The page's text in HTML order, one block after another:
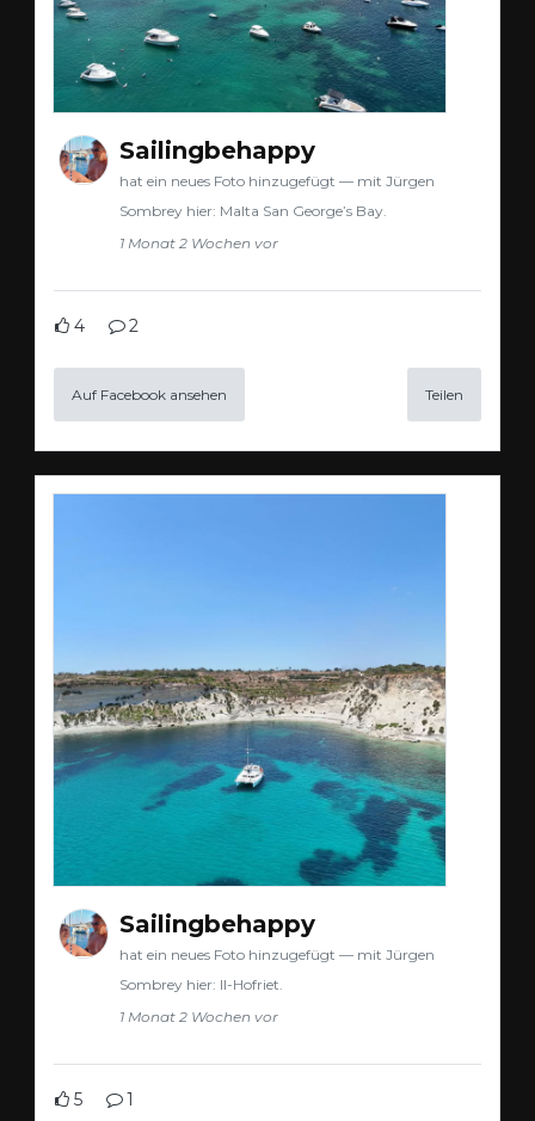
Sailingbehappy
hat ein neues Foto hinzugefügt — mit Jürgen
Sombrey hier: Malta San George’s Bay.
1 Monat 2 Wochen vor
4 2
Auf Facebook ansehen Teilen
Sailingbehappy
hat ein neues Foto hinzugefügt — mit Jürgen
Sombrey hier: Il-Hofriet.
1 Monat 2 Wochen vor
5 1